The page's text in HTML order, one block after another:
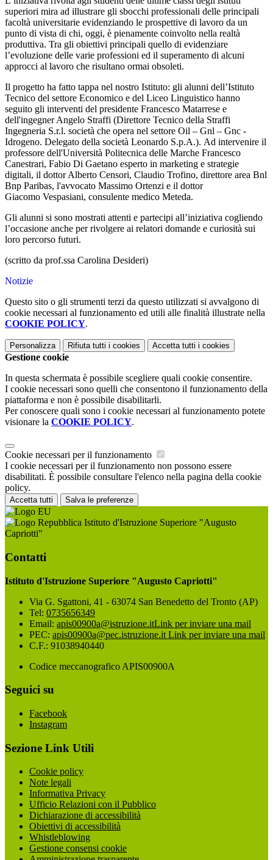
superiori mira ad illustrare gli sbocchi professionali delle principali
facoltà universitarie evidenziando le prospettive di lavoro da un
punto di vista di chi, oggi, è pienamente coinvolto nella realtà
produttiva. Tra gli obiettivi principali quello di evidenziare
l’evoluzione delle varie professioni ed il superamento di alcuni
approcci al lavoro che risultano ormai obsoleti.
Il progetto ha fatto tappa nel nostro Istituto: gli alunni dell’Istituto
Tecnico del settore Economico e del Liceo Linguistico hanno
seguito gli interventi del presidente Francesco Matarrese e
dell'ingegner Angelo Straffi (Direttore Tecnico della Straffi
Ingegneria S.r.l. società che opera nel settore Oil – Gnl – Gnc -
Idrogeno. Delegato della società Leonardo S.p.A.). Ad intervenire il
professore dell'Università Politecnica delle Marche Francesco
Canestrari, Fabio Di Gaetano esperto in marketing e strategie
digitali, il dottor Alberto Censori, Claudio Trofino, direttore area Bnl
Bnp Paribas, l'avvocato Massimo Ortenzi e il dottor
Giacomo Vespasiani, consulente medico Meteda.
Gli alunni si sono mostrati attenti e partecipi all’iniziativa cogliendo
l’occasione anche per rivolgere ai relatori domande e curiosità sui
loro percorso futuri.
(scritto da prof.ssa Carolina Desideri)
Notizie
Questo sito o gli strumenti terzi da questo utilizzati si avvalgono di
cookie necessari al funzionamento ed utili alle finalità illustrate nella
COOKIE POLICY.
Personalizza Rifiuta tutti i cookies Accetta tutti i cookies
Gestione cookie
In questa schermata è possibile scegliere quali cookie consentire.
I cookie necessari sono quelli che consentono il funzionamento della
piattaforma e non è possibile disabilitarli.
Per conoscere quali sono i cookie necessari al funzionamento potete
visionare la COOKIE POLICY.
Cookie necessari per il funzionamento
I cookie necessari per il funzionamento non possono essere
disabilitati. È possibile consultare l'elenco nella pagina della cookie
policy.
Accetta tutti Salva le preferenze
Istituto d'Istruzione Superiore "Augusto
Capriotti"
Contatti
Istituto d'Istruzione Superiore "Augusto Capriotti"
Via G. Sgattoni, 41 - 63074 San Benedetto del Tronto (AP)
Tel: 0735656349
Email: apis00900a@istruzione.itLink per inviare una mail
PEC: apis00900a@pec.istruzione.it Link per inviare una mail
C.F.: 91038940440
Codice meccanografico APIS00900A
Seguici su
Facebook
Instagram
Sezione Link Utili
Cookie policy
Note legali
Informativa Privacy
Ufficio Relazioni con il Pubblico
Dichiarazione di accessibilità
Obiettivi di accessibilità
Whistleblowing
Gestione consensi cookie